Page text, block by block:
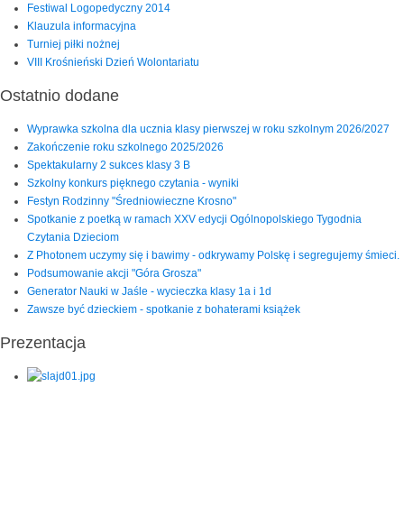
Festiwal Logopedyczny 2014
Klauzula informacyjna
Turniej piłki nożnej
VIII Krośnieński Dzień Wolontariatu
Ostatnio dodane
Wyprawka szkolna dla ucznia klasy pierwszej w roku szkolnym 2026/2027
Zakończenie roku szkolnego 2025/2026
Spektakularny 2 sukces klasy 3 B
Szkolny konkurs pięknego czytania - wyniki
Festyn Rodzinny "Średniowieczne Krosno"
Spotkanie z poetką w ramach XXV edycji Ogólnopolskiego Tygodnia
Czytania Dzieciom
Z Photonem uczymy się i bawimy - odkrywamy Polskę i segregujemy śmieci.
Podsumowanie akcji "Góra Grosza"
Generator Nauki w Jaśle - wycieczka klasy 1a i 1d
Zawsze być dzieckiem - spotkanie z bohaterami książek
Prezentacja